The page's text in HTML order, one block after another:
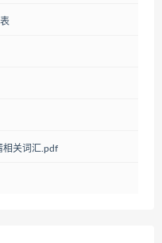
相关词汇.pdf